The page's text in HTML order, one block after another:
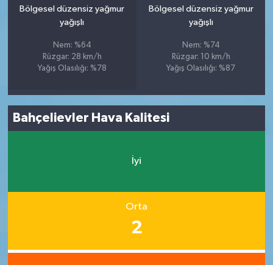
Bölgesel düzensiz yağmur
yağışlı
Nem: %64
Rüzgar: 28 km/h
Yağış Olasılığı: %78
Bölgesel düzensiz yağmur
yağışlı
Nem: %74
Rüzgar: 10 km/h
Yağış Olasılığı: %87
Bahçelievler Hava Kalitesi
İyi
Orta
2